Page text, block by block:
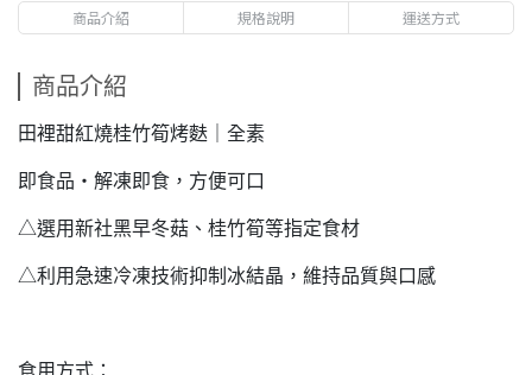
商品介紹 規格說明 運送方式
商品介紹
田裡甜紅燒桂竹筍烤麩｜全素
即食品・解凍即食，方便可口
△選用新社黑早冬菇、桂竹筍等指定食材
△利用急速冷凍技術抑制冰結晶，維持品質與口感
食用方式：